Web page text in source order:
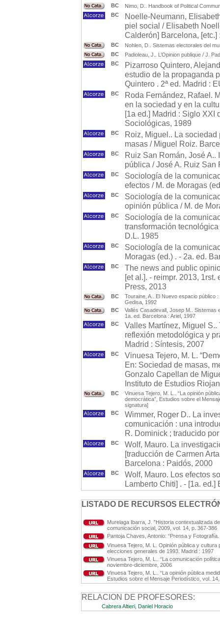
BC
Nimo, D.. Handbook of Political
BC
Noelle-Neumann,
piel social / Elisabeth
Calderón] Barcelona, [etc.]
BC
Nohlen, D.. Sistemas electorales del
BC
Padioleau, J.. L’Opinion publique / J.
BC
Pizarroso Quintero,
estudio de la propaganda
Quintero . 2ª ed. Madrid :
BC
Roda Fernández, Rafael.
en la sociedad y en la
[1a ed.] Madrid : Siglo XXI
Sociológicas, 1989
BC
Roiz, Miguel.. La
masas / Miguel Roiz.
BC
Ruiz San Román, José
pública / José A. Ruiz San
BC
Sociología de la
efectos / M. de Moragas
BC
Sociología de la
opinión pública / M. de
BC
Sociología de la
transformación
D.L. 1985
BC
Sociología de la
Moragas (ed.) . - 2a. ed.
BC
The news and public
[et al.]. - reimpr. 2013,
Press, 2013
BC
Touraine, A.. El Nuevo espacio público
Gedisa, 1992
BC
Vallès Casadevall, Josep M.. Sistemas
1a. ed. Barcelona : Ariel, 1997
BC
Valles Martínez, Miguel
reflexión metodológica y
Madrid : Síntesis, 2007
BC
Vinuesa Tejero, M. L.
En: Sociedad de masas,
Gonzalo Capellan de
Instituto de Estudios
BC
Vinuesa Tejero, M. L.. “La opinión
democrática”, Estudios sobre el
signatura]
BC
Wimmer, Roger D.. La
comunicación : una
R. Dominick ; traducido
BC
Wolf, Mauro. La
[traducción de Carmen
Barcelona : Paidós, 2000
BC
Wolf, Mauro. Los efectos
Lamberto Chiti] . - [1a.
LISTADO DE RECURSOS
Murelaga Ibarra, J. ”Historia contextualizada
comunicación social, 2009, vol. 14, p. 367-386
Pantoja Chaves, Antonio: “Prensa y
Vinuesa Tejero, M. L. Opinión pública y
elecciones generales de 1993. Madrid : 1997
Vinuesa Tejero, M. L.. “La comunicación
noviembre-diciembre, 2006
Vinuesa Tejero, M. L.. “La opinión pública
Estudios sobre el Mensaje Periodístico, vol.
RELACION DE PROFESORES:
Cabrera Altieri, Daniel Horacio